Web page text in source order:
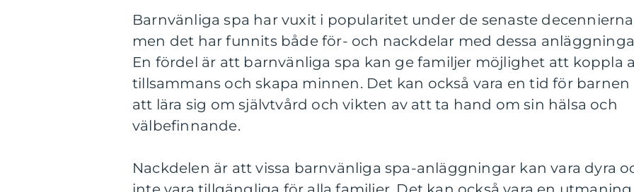
Barnvänliga spa har vuxit i popularitet under de senaste
men det har funnits både för- och nackdelar med dessa
En fördel är att barnvänliga spa kan ge familjer möjlighet att koppla
tillsammans och skapa minnen. Det kan också vara en tid för barnen
att lära sig om självtvård och vikten av att ta hand om sin hälsa och
välbefinnande.
Nackdelen är att vissa barnvänliga spa-anläggningar kan vara dyra